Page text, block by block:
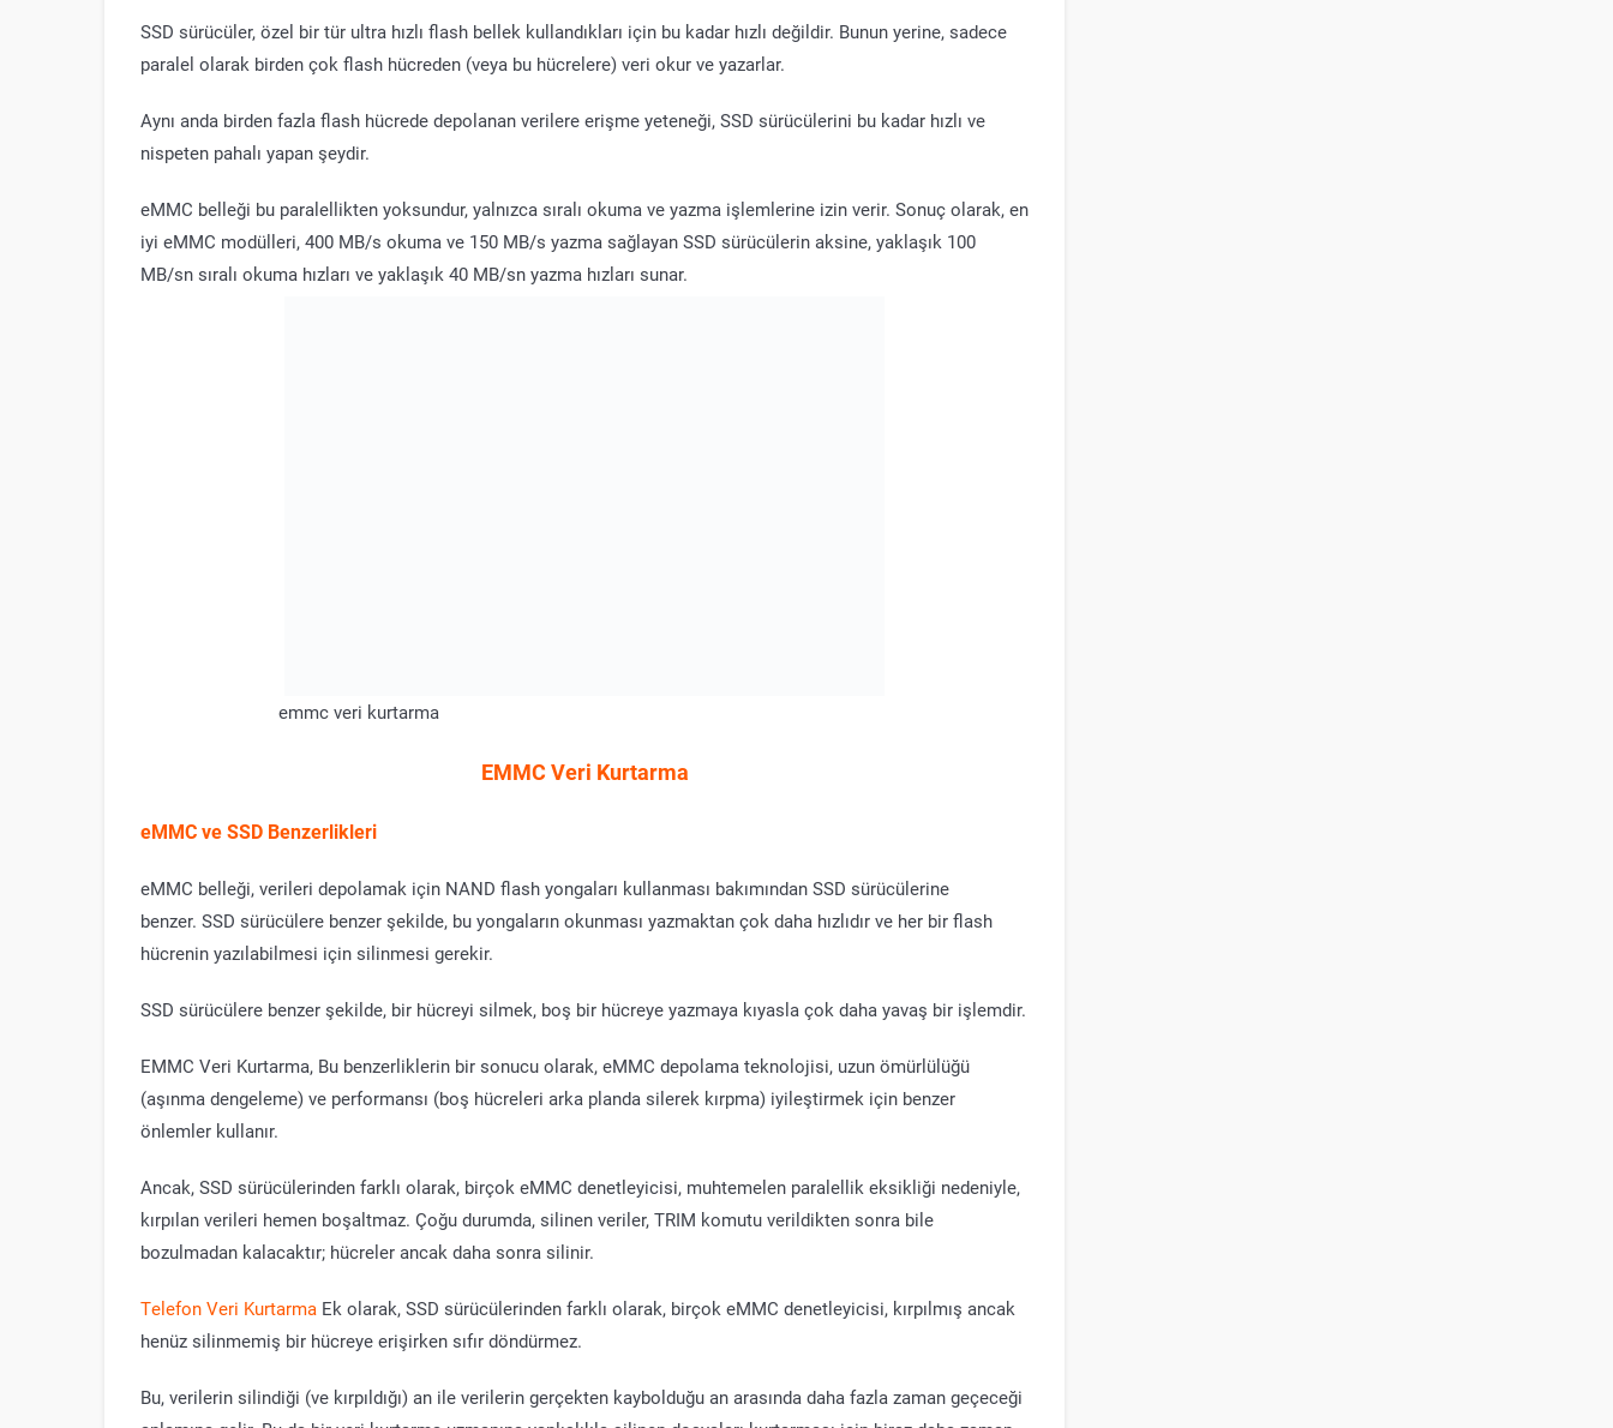
SSD sürücüler, özel bir tür ultra hızlı flash bellek kullandıkları için bu kadar hızlı değildir. Bunun yerine, sadece
paralel olarak birden çok flash hücreden (veya bu hücrelere) veri okur ve yazarlar.
Aynı anda birden fazla flash hücrede depolanan verilere erişme yeteneği, SSD sürücülerini bu kadar hızlı ve
nispeten pahalı yapan şeydir.
eMMC belleği bu paralellikten yoksundur, yalnızca sıralı okuma ve yazma işlemlerine izin verir. Sonuç olarak, en
iyi eMMC modülleri, 400 MB/s okuma ve 150 MB/s yazma sağlayan SSD sürücülerin aksine, yaklaşık 100
MB/sn sıralı okuma hızları ve yaklaşık 40 MB/sn yazma hızları sunar.
emmc veri kurtarma
EMMC Veri Kurtarma
eMMC ve SSD Benzerlikleri
eMMC belleği, verileri depolamak için NAND flash yongaları kullanması bakımından SSD sürücülerine
benzer. SSD sürücülere benzer şekilde, bu yongaların okunması yazmaktan çok daha hızlıdır ve her bir flash
hücrenin yazılabilmesi için silinmesi gerekir.
SSD sürücülere benzer şekilde, bir hücreyi silmek, boş bir hücreye yazmaya kıyasla çok daha yavaş bir işlemdir.
EMMC Veri Kurtarma, Bu benzerliklerin bir sonucu olarak, eMMC depolama teknolojisi, uzun ömürlülüğü
(aşınma dengeleme) ve performansı (boş hücreleri arka planda silerek kırpma) iyileştirmek için benzer
önlemler kullanır.
Ancak, SSD sürücülerinden farklı olarak, birçok eMMC denetleyicisi, muhtemelen paralellik eksikliği nedeniyle,
kırpılan verileri hemen boşaltmaz. Çoğu durumda, silinen veriler, TRIM komutu verildikten sonra bile
bozulmadan kalacaktır; hücreler ancak daha sonra silinir.
Telefon Veri Kurtarma Ek olarak, SSD sürücülerinden farklı olarak, birçok eMMC denetleyicisi, kırpılmış ancak
henüz silinmemiş bir hücreye erişirken sıfır döndürmez.
Bu, verilerin silindiği (ve kırpıldığı) an ile verilerin gerçekten kaybolduğu an arasında daha fazla zaman geçeceği